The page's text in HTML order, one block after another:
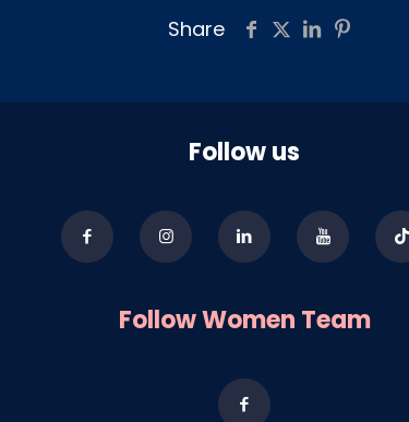
Share
Follow us
Follow Women Team